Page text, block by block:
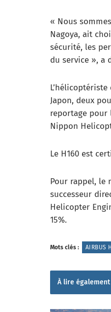
« Nous
Nagoya, ait
sécurité, les
du service », a
Japon, deux
reportage pour
Nippon
Le H160 est
Pour rappel, le
successeur
Helicopter
15%.
Mots clés : AIRBUS
À lire également